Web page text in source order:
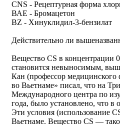
CNS - Рецептурная форма
ВАЕ - Бромацетон
ВZ - Хинуклидил-3-бензилат
Действительно ли
Вещество СS в концентрации
становится невыносимым,
Кан (профессор медицинского
во Вьетнаме» писал, что на
Международного центра по
года, было установлено, что в
Эти условия (использование
Вьетнаме. Вещество СS —